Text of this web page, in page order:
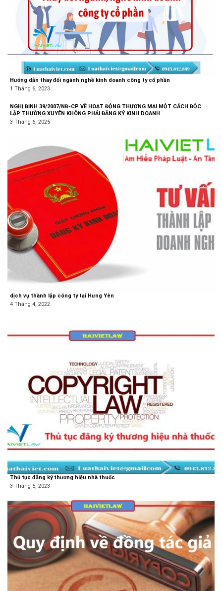
Hướng dẫn thay đổi ngành nghề kinh doanh công ty cổ phần
1 Tháng 6, 2023
NGHỊ ĐỊNH 39/2007/NĐ-CP VỀ HOẠT ĐỘNG THƯƠNG MẠI MỘT CÁCH ĐỘC
LẬP THƯỜNG XUYÊN KHÔNG PHẢI ĐĂNG KÝ KINH DOANH
3 Tháng 6, 2025
dịch vụ thành lập công ty tại Hưng Yên
4 Tháng 4, 2022
Thủ tục đăng ký thương hiệu nhà thuốc
3 Tháng 5, 2023